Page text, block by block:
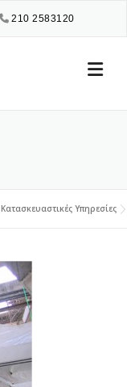
210 2583120
Κατασκευαστικές Υπηρεσίες